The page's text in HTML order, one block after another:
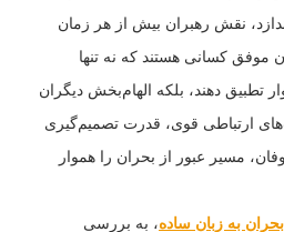
نقش رهبران بیش از هر زمان
کسانی هستند که نه تنها
تطبیق دهند، بلکه الهام‌بخش دیگران
ارتباطی قوی، قدرت تصمیم‌گیری
مسیر عبور از بحران را هموار
به زبان ساده، به بررسی